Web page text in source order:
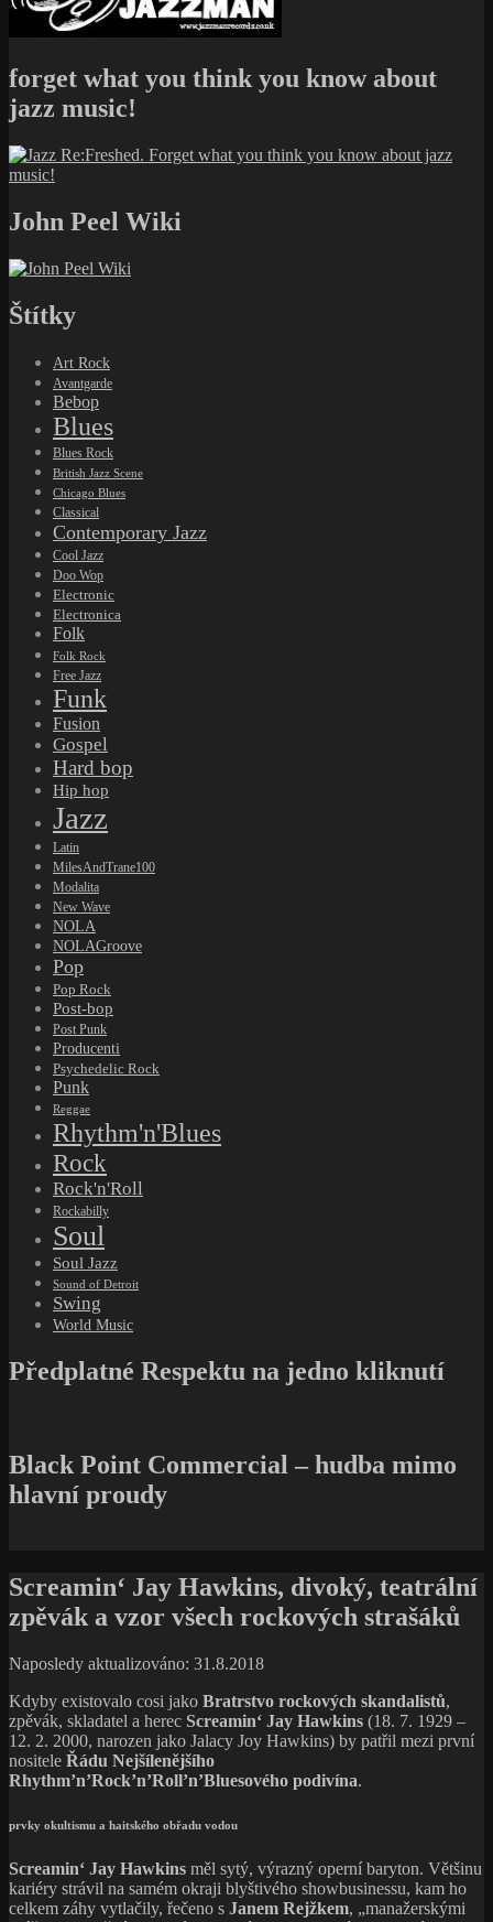
forget what you think you know about
jazz music!
John Peel Wiki
Štítky
Art Rock
Avantgarde
Bebop
Blues
Blues Rock
British Jazz Scene
Chicago Blues
Classical
Contemporary Jazz
Cool Jazz
Doo Wop
Electronic
Electronica
Folk
Folk Rock
Free Jazz
Funk
Fusion
Gospel
Hard bop
Hip hop
Jazz
Latin
MilesAndTrane100
Modalita
New Wave
NOLA
NOLAGroove
Pop
Pop Rock
Post-bop
Post Punk
Producenti
Psychedelic Rock
Punk
Reggae
Rhythm'n'Blues
Rock
Rock'n'Roll
Rockabilly
Soul
Soul Jazz
Sound of Detroit
Swing
World Music
Předplatné Respektu na jedno kliknutí
Black Point Commercial – hudba mimo
hlavní proudy
Screamin‘ Jay Hawkins, divoký, teatrální
zpěvák a vzor všech rockových strašáků
Naposledy aktualizováno: 31.8.2018
Kdyby existovalo cosi jako Bratrstvo rockových skandalistů,
zpěvák, skladatel a herec Screamin‘ Jay Hawkins (18. 7. 1929 –
12. 2. 2000, narozen jako Jalacy Joy Hawkins) by patřil mezi první
nositele Řádu Nejšílenějšího
Rhythm’n’Rock’n’Roll’n’Bluesového podivína.
prvky okultismu a haitského obřadu vodou
Screamin‘ Jay Hawkins měl sytý, výrazný operní baryton. Většinu
kariéry strávil na samém okraji blyštivého showbusinessu, kam ho
celkem záhy vytlačily, řečeno s Janem Rejžkem, „manažerskými